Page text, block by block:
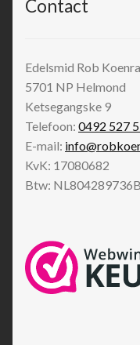
Contact
Edelsmid Rob
5701 NP Helmond
Ketsegangske 9
Telefoon: 0492 527
E-mail:
KvK: 17080682
Btw: